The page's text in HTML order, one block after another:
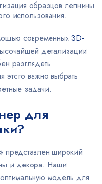
образцов лепнины
использования.
современных 3D-
детализации
разглядеть
этого важно выбрать
задачи.
для
представлен широкий
и декора. Наши
модель для